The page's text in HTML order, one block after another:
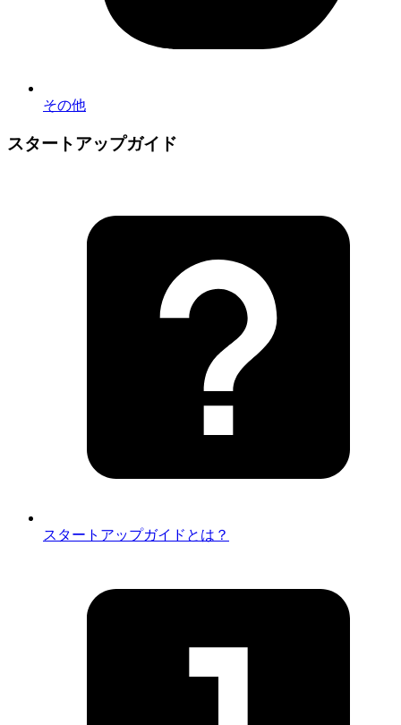
その他
スタートアップガイド
スタートアップガイドとは？